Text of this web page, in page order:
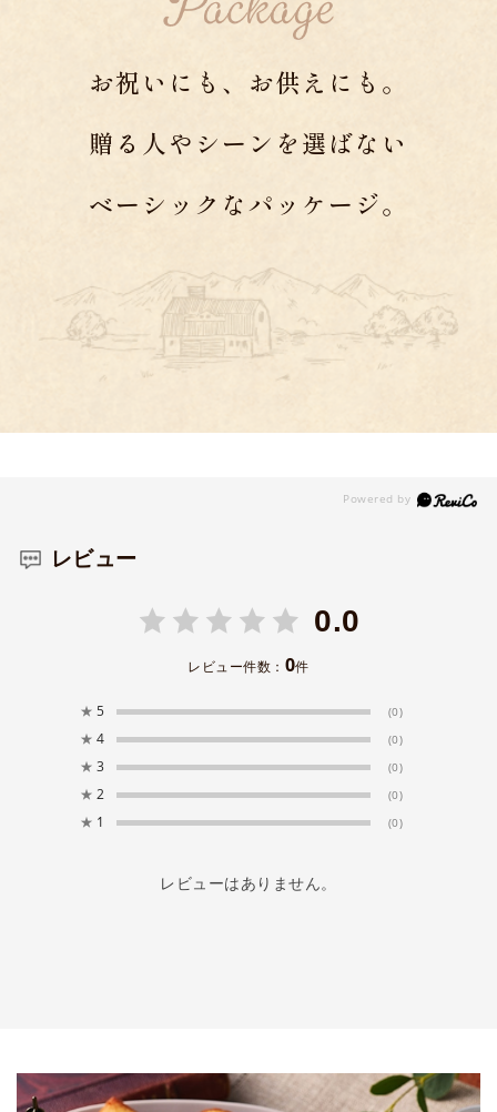
お祝いにも、お供えにも。
贈る人やシーンを選ばない
ベーシックなパッケージ。
レビュー
0.0
レビュー件数： 0件
★ 5 (0)
★ 4 (0)
★ 3 (0)
★ 2 (0)
★ 1 (0)
レビューはありません。